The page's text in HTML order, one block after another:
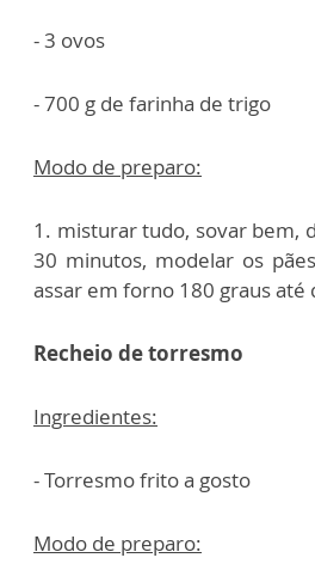
- 3 ovos
- 700 g de farinha de trigo
Modo de preparo:
1. misturar tudo, sovar bem,
30 minutos, modelar os
assar em forno 180 graus até
Recheio de torresmo
Ingredientes:
- Torresmo frito a gosto
Modo de preparo: